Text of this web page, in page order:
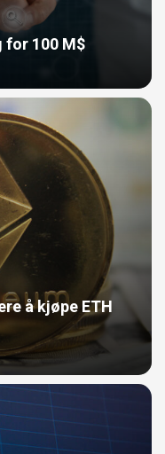
for 100 M$
å kjøpe ETH